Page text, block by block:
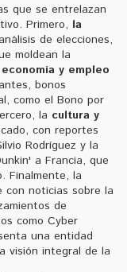
que se entrelazan
Primero, la
de elecciones,
moldean la
economía y empleo
bonos
como el Bono por
la cultura y
con reportes
Rodríguez y la
a Francia, que
Finalmente, la
con noticias sobre la
de
como Cyber
una entidad
visión integral de la